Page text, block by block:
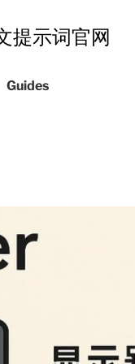
提示词官网
Guides